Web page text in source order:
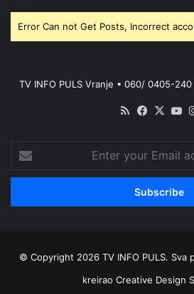
Error Can not Get Posts, Incorrect
TV INFO PULS Vranje • 060/ 0405-
RSS X
your
Email
© Copyright 2026 TV INFO PULS. Sva
kreirao Creative Design